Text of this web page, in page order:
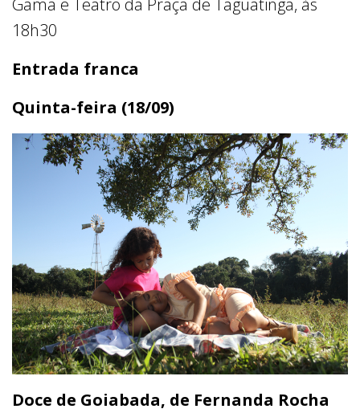
18h30
Entrada franca
Quinta-feira (18/09)
Doce de Goiabada, de Fernanda Rocha